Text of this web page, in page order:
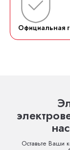
Официальная
Оставьте Ваши